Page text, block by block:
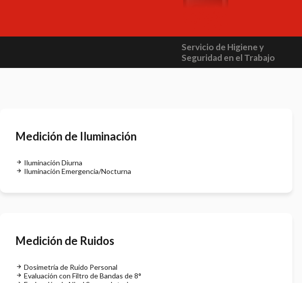
Servicio de Higiene y
Seguridad en el Trabajo
Medición de Iluminación
Iluminación Diurna
Iluminación Emergencia/Nocturna
Medición de Ruidos
Dosimetría de Ruido Personal
Evaluación con Filtro de Bandas de 8°